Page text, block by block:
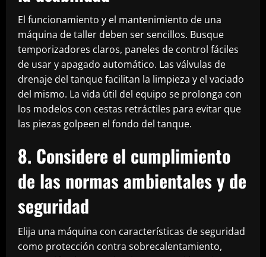
El funcionamiento y el mantenimiento de una
máquina de taller deben ser sencillos. Busque
temporizadores claros, paneles de control fáciles
de usar y apagado automático. Las válvulas de
drenaje del tanque facilitan la limpieza y el vaciado
del mismo. La vida útil del equipo se prolonga con
los modelos con cestas retráctiles para evitar que
las piezas golpeen el fondo del tanque.
8. Considere el cumplimiento
de las normas ambientales y de
seguridad
Elija una máquina con características de seguridad
como protección contra sobrecalentamiento,